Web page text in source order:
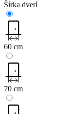
Šírka dverí
60 cm
70 cm